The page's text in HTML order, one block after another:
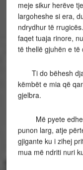
meje sikur herëve
largoheshe si era,
ndrydhur të
faqet tuaja rinore,
të thellë gjuhën e të
Ti do bëhesh
këmbët e mia që
gjelbra.
Më pyete edhe
punon larg, atje
gjigante ku i zihej
mua më ndriti nuri